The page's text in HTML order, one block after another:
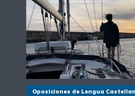
Oposiciones de Lengua